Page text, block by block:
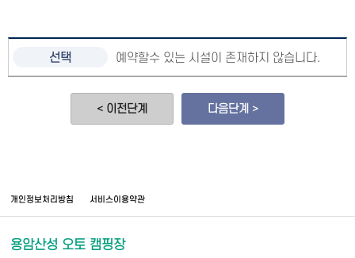
예약할수 있는 시설이 존재하지 않습니다.
< 이전단계 다음단계 >
개인정보처리방침 서비스이용약관
용암산성 오토 캠핑장